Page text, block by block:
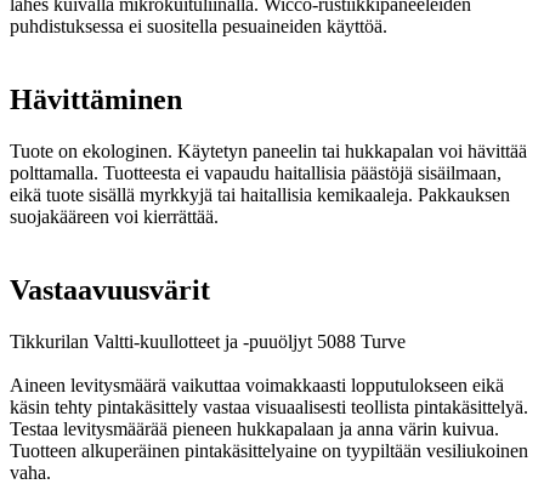
lähes kuivalla mikrokuituliinalla. Wicco-rustiikkipaneeleiden
puhdistuksessa ei suositella pesuaineiden käyttöä.
Hävittäminen
Tuote on ekologinen. Käytetyn paneelin tai hukkapalan voi hävittää
polttamalla. Tuotteesta ei vapaudu haitallisia päästöjä sisäilmaan,
eikä tuote sisällä myrkkyjä tai haitallisia kemikaaleja. Pakkauksen
suojakääreen voi kierrättää.
Vastaavuusvärit
Tikkurilan Valtti-kuullotteet ja -puuöljyt 5088 Turve
Aineen levitysmäärä vaikuttaa voimakkaasti lopputulokseen eikä
käsin tehty pintakäsittely vastaa visuaalisesti teollista pintakäsittelyä.
Testaa levitysmäärää pieneen hukkapalaan ja anna värin kuivua.
Tuotteen alkuperäinen pintakäsittelyaine on tyypiltään vesiliukoinen
vaha.